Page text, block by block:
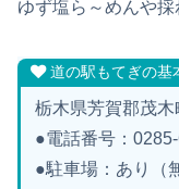
ゆず塩ら～めんや採
道の駅もてぎの基
栃木県芳賀郡茂木
●電話番号：
●駐車場：あり（